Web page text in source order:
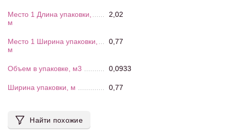
Место 1 Длина упаковки,
м
2,02
Место 1 Ширина упаковки,
м
0,77
Объем в упаковке, м3 0,0933
Ширина упаковки, м 0,77
Найти похожие